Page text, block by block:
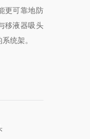
更可靠地防
移液器吸头
统架。